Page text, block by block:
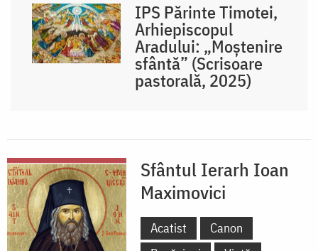
IPS Părinte Timotei,
Arhiepiscopul
Aradului: „Moștenire
sfântă” (Scrisoare
pastorală, 2025)
Sfântul Ierarh Ioan
Maximovici
Acatist
Canon